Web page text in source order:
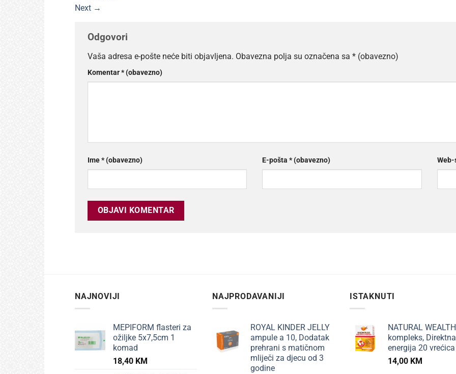
Next →
Odgovori
Vaša adresa e-pošte neće biti objavljena. Obavezna polja su označena sa * (obavezno)
Komentar* (obavezno)
Ime* (obavezno) E-pošta* (obavezno)
NAJNOVIJI
MEPIFORM flasteri za
ožiljke 5x7,5cm 1
komad
18,40 KM
NAJPRODAVANIJI
ROYAL KINDER JELLY
ampule a 10, Dodatak
prehrani s matičnom
mliječi za djecu od 3
godine
ISTAKNUTI
NATURAL
kompleks, Direktna
energija 20 vrećica
14,00 KM